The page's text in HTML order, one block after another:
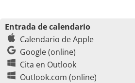
Entrada de calendario
Calendario de Apple
Google (online)
Cita en Outlook
Outlook.com (online)